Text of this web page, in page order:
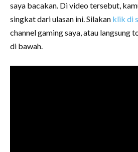
saya bacakan. Di video tersebut,
singkat dari ulasan ini. Silakan klik di
channel gaming saya, atau langsung
di bawah.